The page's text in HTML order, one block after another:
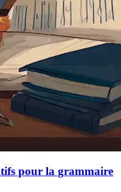
pour la grammaire